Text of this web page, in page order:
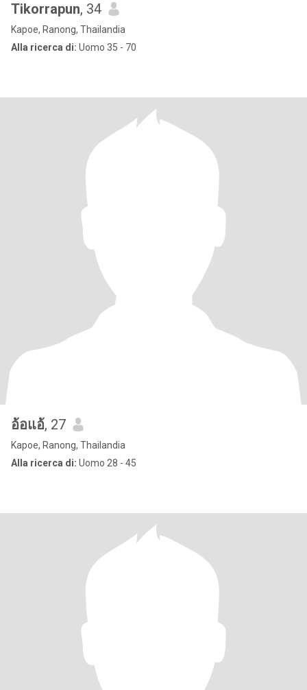
Tikorrapun, 34
Kapoe, Ranong, Thailandia
Alla ricerca di: Uomo 35 - 70
อ้อแอ้, 27
Kapoe, Ranong, Thailandia
Alla ricerca di: Uomo 28 - 45